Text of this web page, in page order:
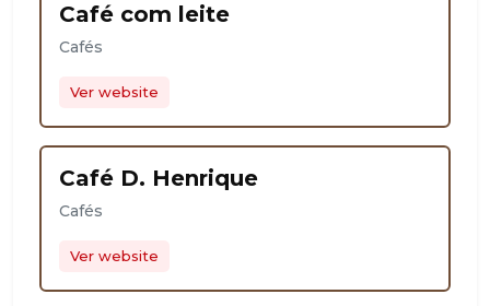
Café com leite
Cafés
Ver website
Café D. Henrique
Cafés
Ver website